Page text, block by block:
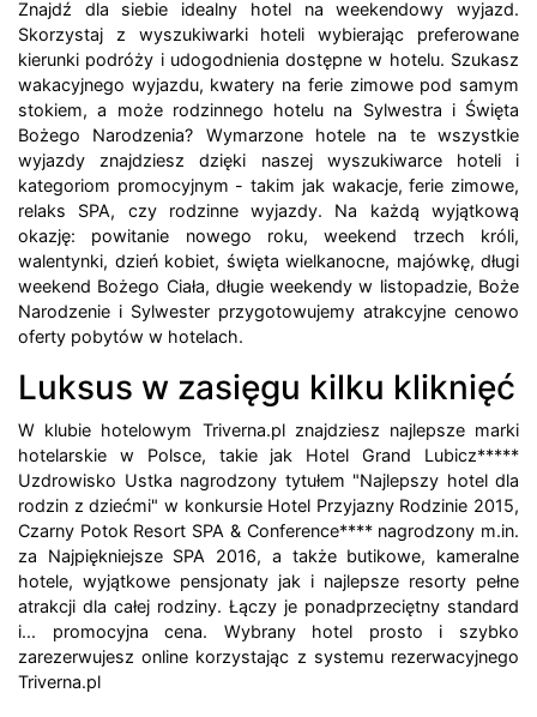
Znajdź dla siebie idealny hotel na weekendowy wyjazd.
Skorzystaj z wyszukiwarki hoteli wybierając preferowane
kierunki podróży i udogodnienia dostępne w hotelu. Szukasz
wakacyjnego wyjazdu, kwatery na ferie zimowe pod samym
stokiem, a może rodzinnego hotelu na Sylwestra i Święta
Bożego Narodzenia? Wymarzone hotele na te wszystkie
wyjazdy znajdziesz dzięki naszej wyszukiwarce hoteli i
kategoriom promocyjnym - takim jak wakacje, ferie zimowe,
relaks SPA, czy rodzinne wyjazdy. Na każdą wyjątkową
okazję: powitanie nowego roku, weekend trzech króli,
walentynki, dzień kobiet, święta wielkanocne, majówkę, długi
weekend Bożego Ciała, długie weekendy w listopadzie, Boże
Narodzenie i Sylwester przygotowujemy atrakcyjne cenowo
oferty pobytów w hotelach.
Luksus w zasięgu kilku kliknięć
W klubie hotelowym Triverna.pl znajdziesz najlepsze marki
hotelarskie w Polsce, takie jak Hotel Grand Lubicz*****
Uzdrowisko Ustka nagrodzony tytułem "Najlepszy hotel dla
rodzin z dziećmi" w konkursie Hotel Przyjazny Rodzinie 2015,
Czarny Potok Resort SPA & Conference**** nagrodzony m.in.
za Najpiękniejsze SPA 2016, a także butikowe, kameralne
hotele, wyjątkowe pensjonaty jak i najlepsze resorty pełne
atrakcji dla całej rodziny. Łączy je ponadprzeciętny standard
i... promocyjna cena. Wybrany hotel prosto i szybko
zarezerwujesz online korzystając z systemu rezerwacyjnego
Triverna.pl